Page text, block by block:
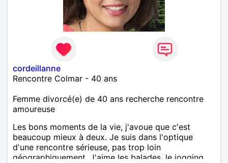
cordeillanne
Rencontre Colmar - 40 ans
Femme divorcé(e) de 40 ans recherche rencontre
amoureuse
Les bons moments de la vie, j'avoue que c'est
beaucoup mieux à deux. Je suis dans l'optique
d'une rencontre sérieuse, pas trop loin
géographiquement. J'aime les balades, le jogging,..